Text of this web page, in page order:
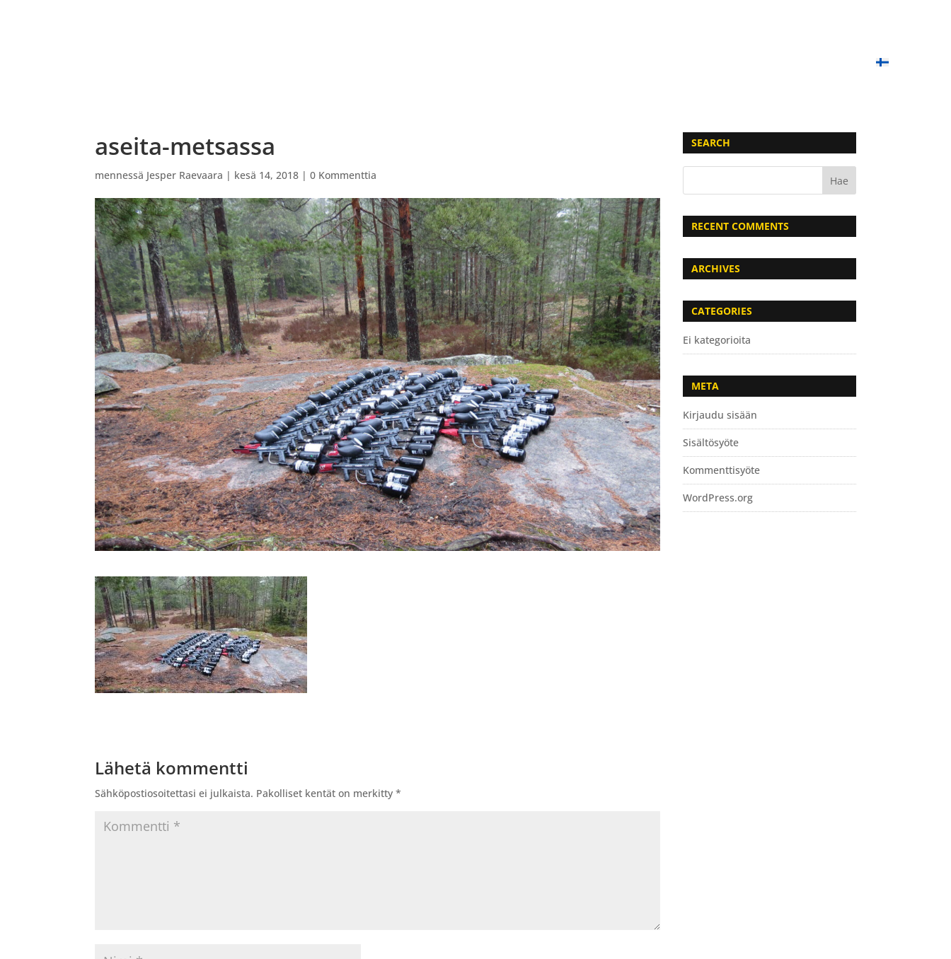
aseita-metsassa
mennessä Jesper Raevaara | kesä 14, 2018 |0 Kommenttia
Lähetä kommentti
Sähköpostiosoitettasi ei julkaista. Pakolliset kentät on merkitty*
SEARCH
RECENT COMMENTS
ARCHIVES
CATEGORIES
Ei kategorioita
META
Kirjaudu sisään
Sisältösyöte
Kommenttisyöte
WordPress.org